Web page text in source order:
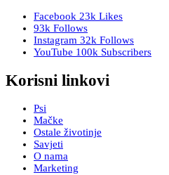
Facebook 23k Likes
93k Follows
Instagram 32k Follows
YouTube 100k Subscribers
Korisni linkovi
Psi
Mačke
Ostale životinje
Savjeti
O nama
Marketing